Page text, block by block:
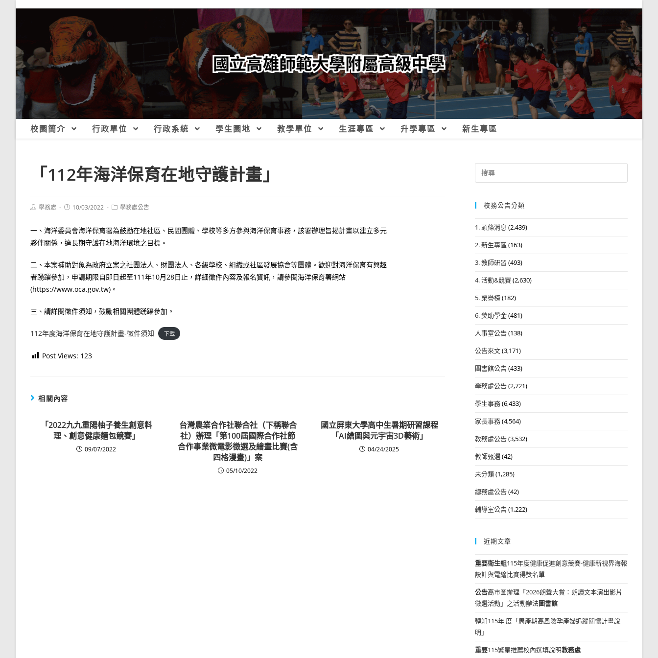
校園簡介 行政單位 行政系統 學生園地 教學單位 生涯專區 升學專區 新生專區
「112年海洋保育在地守護計畫」
Post學務處
Post10/03/2022
Post學務處公告
一、海洋委員會海洋保育署為鼓勵在地社區、民間團體、學校等多方參與海洋保育事務，該署辦理旨揭計畫以建立多元
夥伴關係，達長期守護在地海洋環境之目標。
二、本案補助對象為政府立案之社團法人、財團法人、各級學校、組織或社區發展協會等團體。歡迎對海洋保育有興趣
者踴躍參加，申請期限自即日起至111年10月28日止，詳細徵件內容及報名資訊，請參閱海洋保育署網站
(https://www.oca.gov.tw)。
三、請詳閱徵件須知，鼓勵相關團體踴躍參加。
112年度海洋保育在地守護計畫-徵件須知 下載
Post Views: 123
相關內容
「2022九九重陽柚子養生創意料
理、創意健康麵包競賽」
09/07/2022
台灣農業合作社聯合社（下稱聯合
社）辦理「第100屆國際合作社節
合作事業微電影徵選及繪畫比賽(含
四格漫畫)」案
05/10/2022
國立屏東大學高中生暑期研習課程
「AI繪圖與元宇宙3D藝術」
04/24/2025
Search
for:
校務公告分類
1. 頭條消息 (2,439)
2. 新生專區 (163)
3. 教師研習 (493)
4. 活動&競賽(2,630)
5. 榮譽榜(182)
6. 獎助學金(481)
人事室公告(138)
公告來文(3,171)
圖書館公告(433)
學務處公告(2,721)
學生事務(6,433)
家長事務(4,564)
教務處公告(3,532)
教師甄選(42)
未分類(1,285)
總務處公告(42)
輔導室公告(1,222)
近期文章
重要衛生組115年度健康促進創意競賽-健康新視界海報
設計與電繪比賽得獎名單
公告高市圖辦理「2026朗聲大賞：朗讀文本演出影片
徵選活動」之活動辦法圖書館
轉知115年 度「周產期高風險孕產婦追蹤關懷計畫說
明」
重要115繁星推薦校內選填說明教務處